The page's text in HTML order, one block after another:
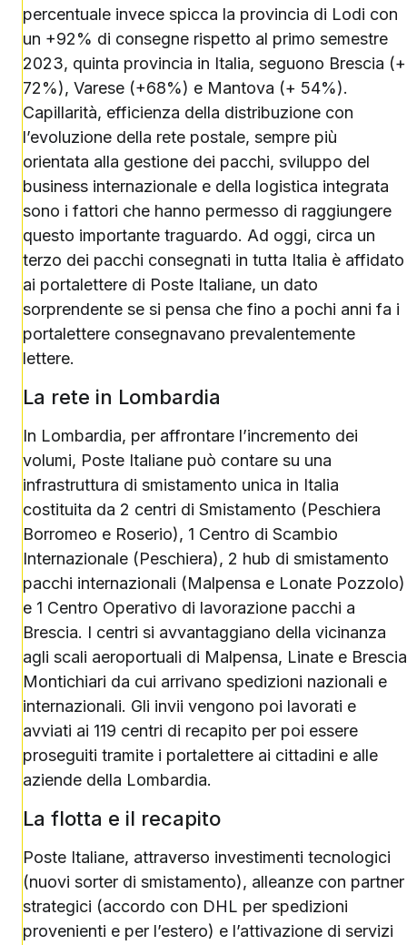
percentuale invece spicca la provincia di Lodi con
un +92% di consegne rispetto al primo semestre
2023, quinta provincia in Italia, seguono Brescia (+
72%), Varese (+68%) e Mantova (+ 54%).
Capillarità, efficienza della distribuzione con
l’evoluzione della rete postale, sempre più
orientata alla gestione dei pacchi, sviluppo del
business internazionale e della logistica integrata
sono i fattori che hanno permesso di raggiungere
questo importante traguardo. Ad oggi, circa un
terzo dei pacchi consegnati in tutta Italia è affidato
ai portalettere di Poste Italiane, un dato
sorprendente se si pensa che fino a pochi anni fa i
portalettere consegnavano prevalentemente
lettere.
La rete in Lombardia
In Lombardia, per affrontare l’incremento dei
volumi, Poste Italiane può contare su una
infrastruttura di smistamento unica in Italia
costituita da 2 centri di Smistamento (Peschiera
Borromeo e Roserio), 1 Centro di Scambio
Internazionale (Peschiera), 2 hub di smistamento
pacchi internazionali (Malpensa e Lonate Pozzolo)
e 1 Centro Operativo di lavorazione pacchi a
Brescia. I centri si avvantaggiano della vicinanza
agli scali aeroportuali di Malpensa, Linate e Brescia
Montichiari da cui arrivano spedizioni nazionali e
internazionali. Gli invii vengono poi lavorati e
avviati ai 119 centri di recapito per poi essere
proseguiti tramite i portalettere ai cittadini e alle
aziende della Lombardia.
La flotta e il recapito
Poste Italiane, attraverso investimenti tecnologici
(nuovi sorter di smistamento), alleanze con partner
strategici (accordo con DHL per spedizioni
provenienti e per l’estero) e l’attivazione di servizi